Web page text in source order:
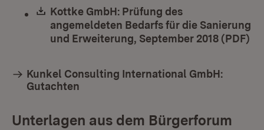
Download:
Kottke GmbH: Prüfung des
angemeldeten Bedarfs für die Sanierung
und Erweiterung, September 2018 (PDF)
Kunkel Consulting International GmbH:
Gutachten
Unterlagen aus dem Bürgerforum